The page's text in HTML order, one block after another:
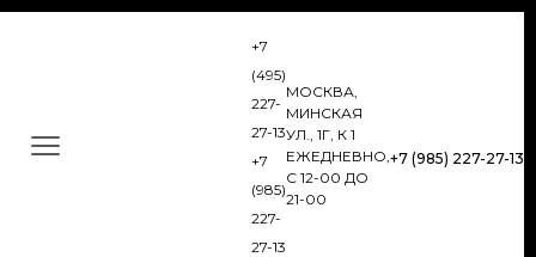
+7
(495)
227-
27-13
+7
(985)
227-
27-13
МОСКВА,
МИНСКАЯ
УЛ., 1Г, К 1
ЕЖЕДНЕВНО,
С 12-00 ДО
21-00
+7 (985) 227-27-13